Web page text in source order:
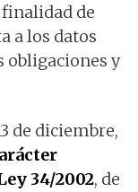
de
a los datos
obligaciones y
de diciembre,
34/2002, de